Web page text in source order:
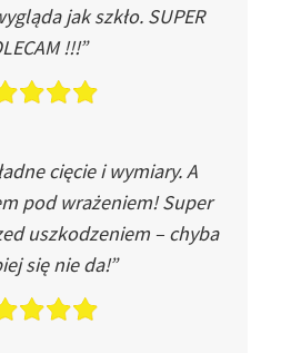
jak szkło. SUPER
!!!”
cięcie i wymiary. A
pod wrażeniem! Super
uszkodzeniem – chyba
się nie da!”